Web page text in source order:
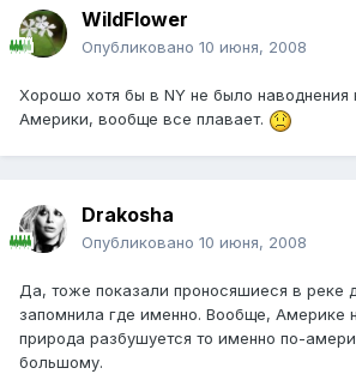
WildFlower
Опубликовано 10 июня, 2008
Хорошо хотя бы в NY не было наводнения
Америки, вообще все плавает.
Drakosha
Опубликовано 10 июня, 2008
Да, тоже показали проносяшиеся в реке
запомнила где именно. Вообще, Америке
природа разбушуется то именно по-
большому.